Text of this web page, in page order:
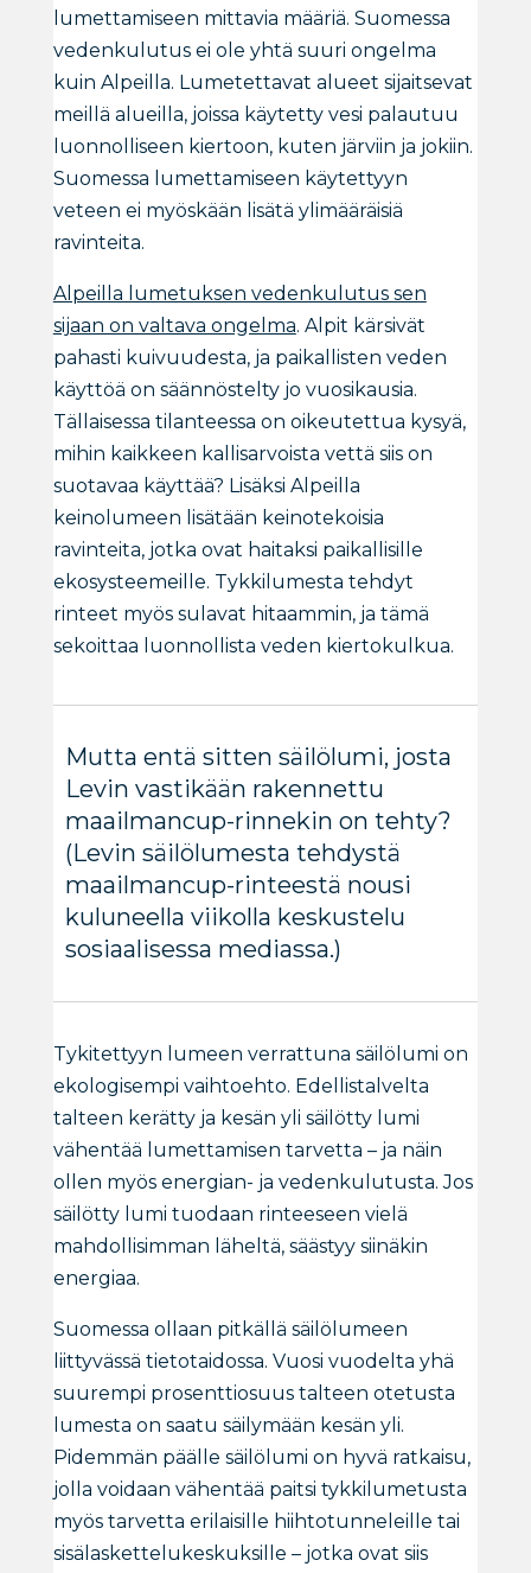
lumettamiseen mittavia määriä. Suomessa
vedenkulutus ei ole yhtä suuri ongelma
kuin Alpeilla. Lumetettavat alueet sijaitsevat
meillä alueilla, joissa käytetty vesi palautuu
luonnolliseen kiertoon, kuten järviin ja jokiin.
Suomessa lumettamiseen käytettyyn
veteen ei myöskään lisätä ylimääräisiä
ravinteita.
Alpeilla lumetuksen vedenkulutus sen
sijaan on valtava ongelma. Alpit kärsivät
pahasti kuivuudesta, ja paikallisten veden
käyttöä on säännöstelty jo vuosikausia.
Tällaisessa tilanteessa on oikeutettua kysyä,
mihin kaikkeen kallisarvoista vettä siis on
suotavaa käyttää? Lisäksi Alpeilla
keinolumeen lisätään keinotekoisia
ravinteita, jotka ovat haitaksi paikallisille
ekosysteemeille. Tykkilumesta tehdyt
rinteet myös sulavat hitaammin, ja tämä
sekoittaa luonnollista veden kiertokulkua.
Mutta entä sitten säilölumi, josta
Levin vastikään rakennettu
maailmancup-rinnekin on tehty?
(Levin säilölumesta tehdystä
maailmancup-rinteestä nousi
kuluneella viikolla keskustelu
sosiaalisessa mediassa.)
Tykitettyyn lumeen verrattuna säilölumi on
ekologisempi vaihtoehto. Edellistalvelta
talteen kerätty ja kesän yli säilötty lumi
vähentää lumettamisen tarvetta – ja näin
ollen myös energian- ja vedenkulutusta. Jos
säilötty lumi tuodaan rinteeseen vielä
mahdollisimman läheltä, säästyy siinäkin
energiaa.
Suomessa ollaan pitkällä säilölumeen
liittyvässä tietotaidossa. Vuosi vuodelta yhä
suurempi prosenttiosuus talteen otetusta
lumesta on saatu säilymään kesän yli.
Pidemmän päälle säilölumi on hyvä ratkaisu,
jolla voidaan vähentää paitsi tykkilumetusta
myös tarvetta erilaisille hiihtotunneleille tai
sisälaskettelukeskuksille – jotka ovat siis